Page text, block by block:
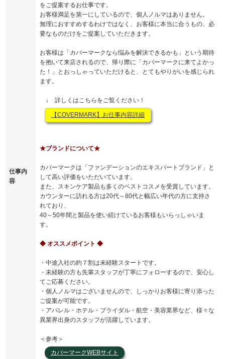
仕事内
容
をご提案するお仕事です。
お客様満足を第一にしているので、個人ノルマはありません。
無理におすすめするわけではなく、お客様に本当に合うもの、必
要なものだけをご提案していただきます。
お客様は「カバーマークなら悩みを解決できるかも」という期待
を抱いて来店されるので、帰り際に「カバーマークに来てよかっ
た！」とおっしゃっていただけると、とてもやりがいを感じられ
ます。
↓ 詳しくはこちらをご覧ください！
【COVERMARK】お仕事内容詳細
★ブランドについて★
カバーマークは「ファンデーションのエキスパートブランド」と
して高い評価をいただいています。
また、スキンケア製品も多くのベストコスメを受賞しています。
カウンターに訪れる方は20代～80代と幅広い年代の方に支持さ
れており、
40～50年間と製品を使い続けているお客様もいらっしゃいま
す。
◆ オススメポイント ◆
・中途入社の約７割は未経験スタートです。
・未経験の方も先輩スタッフが丁寧にフォローするので、安心し
てご応募ください。
・個人ノルマはございませんので、しっかりお客様に寄り添った
ご提案が可能です。
・アパレル・ホテル・ブライダル・航空・美容業界など、様々な
異業界出身のスタッフが活躍しています。
＜参考＞
カバーマークWEBサイト